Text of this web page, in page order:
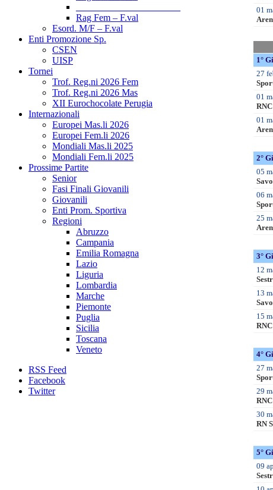
Rag Fem – F.val
Esord. M/F – F.val
Enti Promozione Sp.
CSEN
UISP
Tornei
Trof. Reg.ni 2026 Fem
Trof. Reg.ni 2026 Mas
XII Eurochocolate Perugia
Internazionali
Europei Mas.li 2026
Europei Fem.li 2026
Mondiali Mas.li 2025
Mondiali Fem.li 2025
Prossime Partite
Senior
Fasi Finali Giovanili
Giovanili
Enti Prom. Sportiva
Regioni
Abruzzo
Campania
Emilia Romagna
Lazio
Liguria
Lombardia
Marche
Piemonte
Puglia
Sicilia
Toscana
Veneto
RSS Feed
Facebook
Twitter